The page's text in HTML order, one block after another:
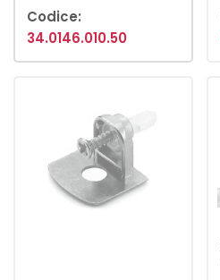
Codice:
34.0146.010.50